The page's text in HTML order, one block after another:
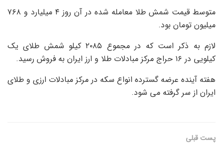
متوسط ​​قیمت شمش طلا معامله شده در آن روز ۴ میلیارد و ۷۶۸
میلیون تومان بود.
لازم به ذکر است که در مجموع ۲۰۸۵ کیلو شمش طلای یک
کیلویی در ۱۶ حراج مرکز مبادلات طلا و ارز ایران به فروش رسید.
هفته آینده عرضه گسترده انواع سکه در مرکز مبادلات ارزی و طلای
ایران از سر گرفته می شود.
پست قبلی